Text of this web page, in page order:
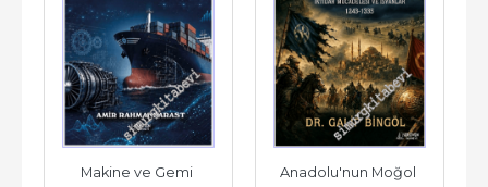
Makine ve Gemi
Anadolu'nun Moğol